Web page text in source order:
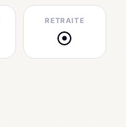
RETRAITE
●